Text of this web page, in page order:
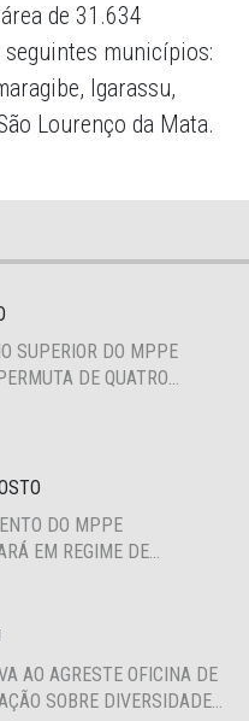
de 31.634
municípios:
Igarassu,
Lourenço da Mata.
SUPERIOR DO MPPE
DE QUATRO
DO MPPE
EM REGIME DE
AO AGRESTE OFICINA DE
SOBRE DIVERSIDADE